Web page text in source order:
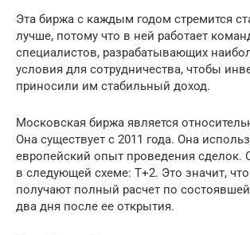
Эта биржа с каждым годом стремится
лучше, потому что в ней работает
специалистов, разрабатывающих
условия для сотрудничества, чтобы
приносили им стабильный доход.
Московская биржа является
Она существует с 2011 года. Она
европейский опыт проведения сделок.
в следующей схеме: T+2. Это значит,
получают полный расчет по
два дня после ее открытия.